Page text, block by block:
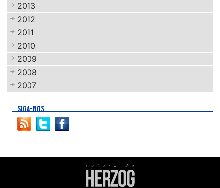
2013
2012
2011
2010
2009
2008
2007
SIGA-NOS